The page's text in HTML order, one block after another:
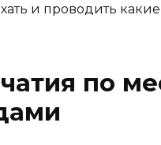
и проводить
по